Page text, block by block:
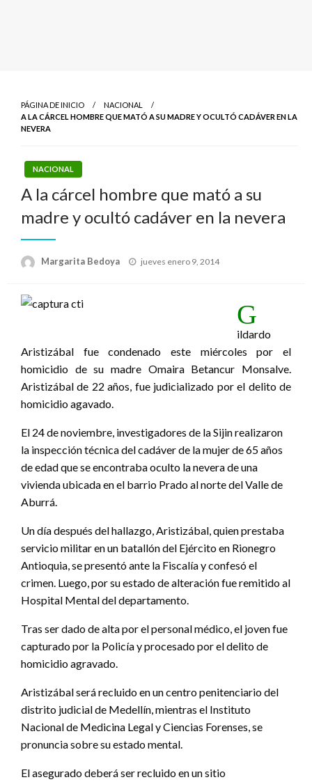
PÁGINA DE INICIO
NACIONAL
A LA CÁRCEL HOMBRE QUE MATÓ A SU MADRE Y OCULTÓ CADÁVER EN LA
NEVERA
NACIONAL
A la cárcel hombre que mató a su
madre y ocultó cadáver en la nevera
Margarita Bedoya
Publicado
jueves enero 9, 2014
G
ildardo
Aristizábal fue condenado este miércoles por el
homicidio de su madre Omaira Betancur Monsalve.
Aristizábal de 22 años, fue judicializado por el delito de
homicidio agavado.
El 24 de noviembre, investigadores de la Sijin realizaron
la inspección técnica del cadáver de la mujer de 65 años
de edad que se encontraba oculto la nevera de una
vivienda ubicada en el barrio Prado al norte del Valle de
Aburrá.
Un día después del hallazgo, Aristizábal, quien prestaba
servicio militar en un batallón del Ejército en Rionegro
Antioquia, se presentó ante la Fiscalía y confesó el
crimen. Luego, por su estado de alteración fue remitido al
Hospital Mental del departamento.
Tras ser dado de alta por el personal médico, el joven fue
capturado por la Policía y procesado por el delito de
homicidio agravado.
Aristizábal será recluido en un centro penitenciario del
distrito judicial de Medellín, mientras el Instituto
Nacional de Medicina Legal y Ciencias Forenses, se
pronuncia sobre su estado mental.
El asegurado deberá ser recluido en un sitio